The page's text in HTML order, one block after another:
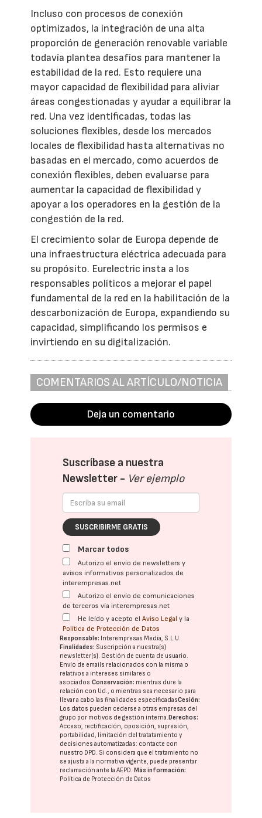
Incluso con procesos de conexión
optimizados, la integración de una alta
proporción de generación renovable variable
todavía plantea desafíos para mantener la
estabilidad de la red. Esto requiere una
mayor capacidad de flexibilidad para aliviar
áreas congestionadas y ayudar a equilibrar la
red. Una vez identificadas, todas las
soluciones flexibles, desde los mercados
locales de flexibilidad hasta alternativas no
basadas en el mercado, como acuerdos de
conexión flexibles, deben evaluarse para
aumentar la capacidad de flexibilidad y
apoyar a los operadores en la gestión de la
congestión de la red.
El crecimiento solar de Europa depende de
una infraestructura eléctrica adecuada para
su propósito. Eurelectric insta a los
responsables políticos a mejorar el papel
fundamental de la red en la habilitación de la
descarbonización de Europa, expandiendo su
capacidad, simplificando los permisos e
invirtiendo en su digitalización.
COMENTARIOS AL ARTÍCULO/NOTICIA
Deja un comentario
Suscríbase a nuestra
Newsletter - Ver ejemplo
SUSCRIBIRME GRATIS
Marcar todos
Autorizo el envío de newsletters y
avisos informativos personalizados de
interempresas.net
Autorizo el envío de comunicaciones
de terceros vía interempresas.net
He leído y acepto elAviso Legal y la
Política de Protección de Datos
Responsable: Interempresas Media, S.L.U.
Finalidades: Suscripción a nuestra(s)
newsletter(s). Gestión de cuenta de usuario.
Envío de emails relacionados con la misma o
relativos a intereses similares o
asociados.Conservación: mientras dure la
relación con Ud., o mientras sea necesario para
llevar a cabo las finalidades especificadasCesión:
Los datos pueden cederse a otras empresas del
grupo por motivos de gestión interna. Derechos:
Acceso, rectificación, oposición, supresión,
portabilidad, limitación del tratatamiento y
decisiones automatizadas: contacte con
nuestro DPD. Si considera que el tratamiento no
se ajusta a la normativa vigente, puede presentar
reclamación ante laAEPD. Más información:
Política de Protección de Datos